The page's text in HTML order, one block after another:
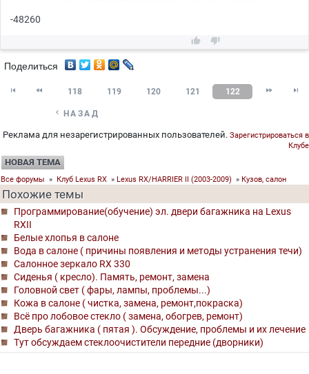
-48260
 
Поделиться
  118 119 120 121 122  
 НАЗАД
Реклама для незарегистрированных пользователей. Зарегистрироваться в
Клубе
НОВАЯ ТЕМА
Все форумы » Клуб Lexus RX » Lexus RX/HARRIER II (2003-2009) » Кузов, салон
Похожие темы
Программирование(обучение) эл. двери багажника на Lexus
RXII
Белые хлопья в салоне
Вода в салоне ( причины появления и методы устранения течи)
Салонное зеркало RX 330
Сиденья ( кресло). Память, ремонт, замена
Головной свет ( фары, лампы, проблемы...)
Кожа в салоне ( чистка, замена, ремонт,покраска)
Всё про лобовое стекло ( замена, обогрев, ремонт)
Дверь багажника ( пятая ). Обсуждение, проблемы и их лечение
Тут обсуждаем стеклоочистители передние (дворники)